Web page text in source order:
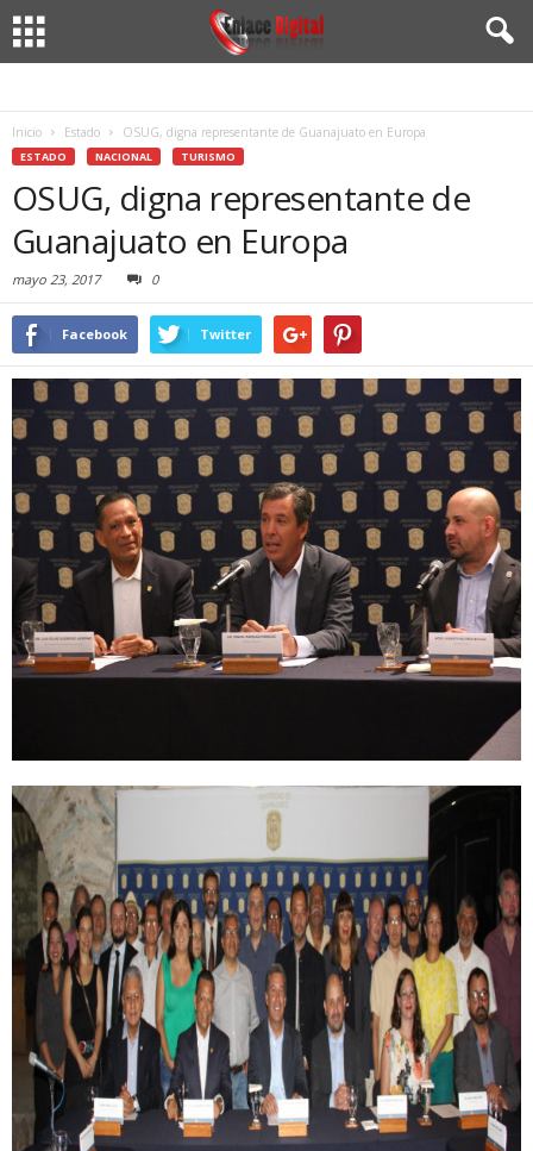
Inicio Estado OSUG, digna representante de Guanajuato en Europa
ESTADO NACIONAL TURISMO
OSUG, digna representante de
Guanajuato en Europa
mayo 23, 2017 0
Facebook Twitter